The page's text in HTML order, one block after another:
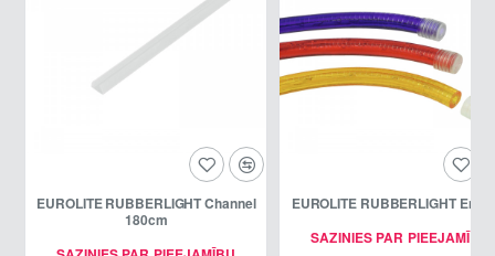
EUROLITE RUBBERLIGHT Channel
180cm
SAZINIES PAR PIEEJAMĪBU
EUROLITE RUBBERLIGHT End